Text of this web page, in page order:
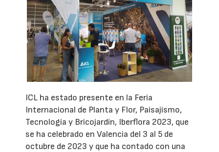
ICL ha estado presente en la Feria
Internacional de Planta y Flor, Paisajismo,
Tecnología y Bricojardín, Iberflora 2023, que
se ha celebrado en Valencia del 3 al 5 de
octubre de 2023 y que ha contado con una